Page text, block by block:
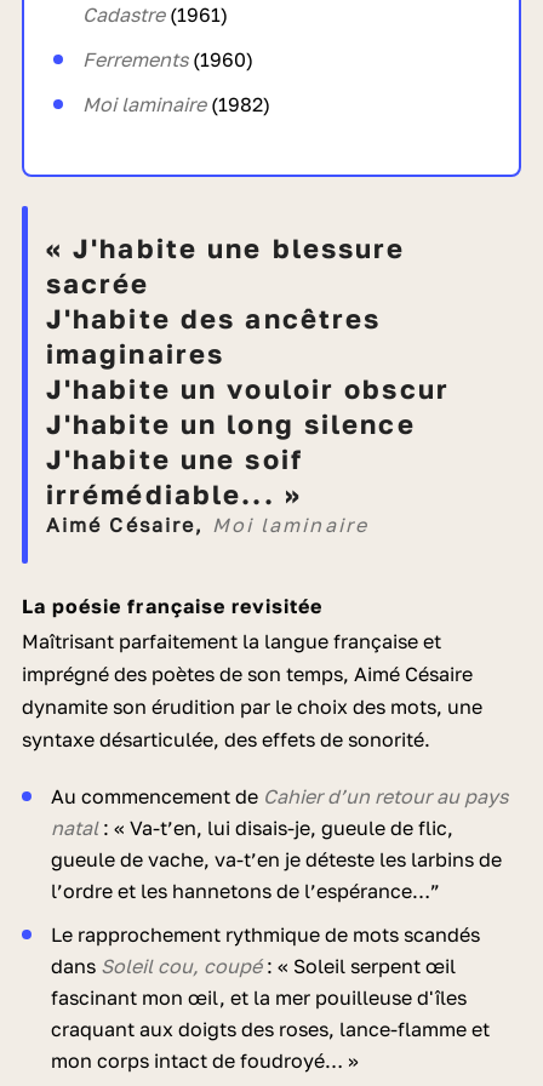
Cadastre(1961)
Ferrements(1960)
Moi laminaire(1982)
« J'habite une blessure
sacrée
j'habite des ancêtres
imaginaires
j'habite un vouloir obscur
j'habite un long silence
j'habite une soif
irrémédiable... »
Aimé Césaire, Moi laminaire
La poésie française revisitée
Maîtrisant parfaitement la langue française et
imprégné des poètes de son temps, Aimé Césaire
dynamite son érudition par le choix des mots, une
syntaxe désarticulée, des effets de sonorité.
Au commencement de Cahier d’un retour au pays
natal : « Va-t’en, lui disais-je, gueule de flic,
gueule de vache, va-t’en je déteste les larbins de
l’ordre et les hannetons de l’espérance…”
Le rapprochement rythmique de mots scandés
dans Soleil cou, coupé : « Soleil serpent œil
fascinant mon œil, et la mer pouilleuse d'îles
craquant aux doigts des roses, lance-flamme et
mon corps intact de foudroyé… »